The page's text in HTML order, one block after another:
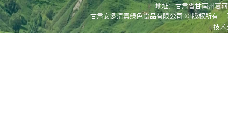
地址：甘肃省甘南州夏
甘肃安多清真绿色食品有限公司© 版权所有
技术